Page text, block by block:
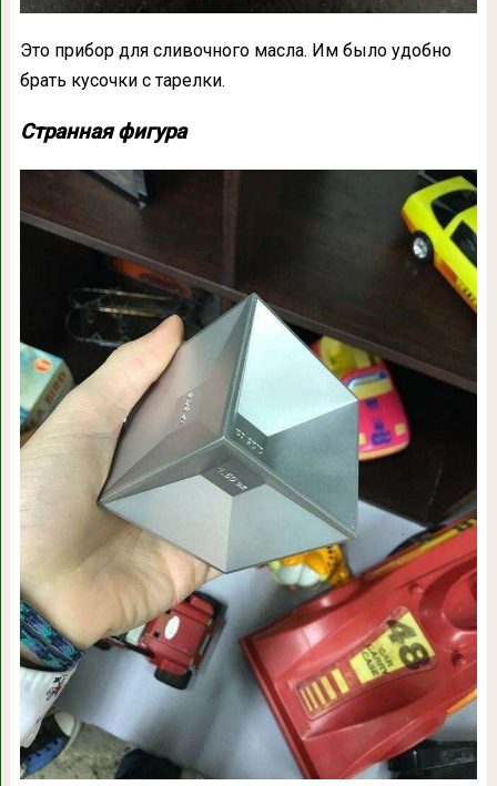
Это прибор для сливочного масла. Им было удобно
брать кусочки с тарелки.
Странная фигура